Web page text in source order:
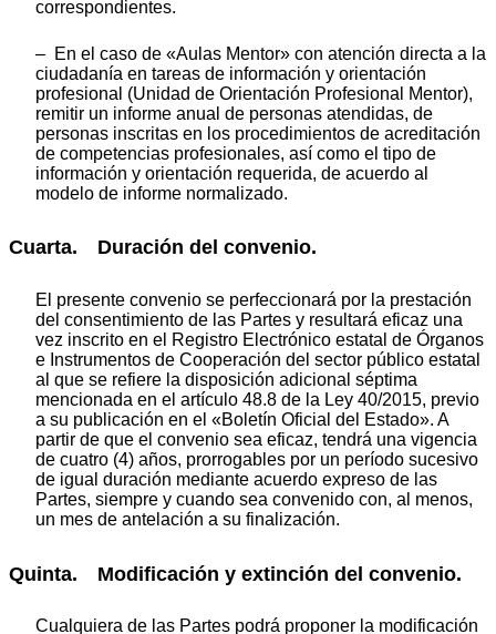
correspondientes.
– En el caso de «Aulas Mentor» con atención directa a la
ciudadanía en tareas de información y orientación
profesional (Unidad de Orientación Profesional Mentor),
remitir un informe anual de personas atendidas, de
personas inscritas en los procedimientos de acreditación
de competencias profesionales, así como el tipo de
información y orientación requerida, de acuerdo al
modelo de informe normalizado.
Cuarta. Duración del convenio.
El presente convenio se perfeccionará por la prestación
del consentimiento de las Partes y resultará eficaz una
vez inscrito en el Registro Electrónico estatal de Órganos
e Instrumentos de Cooperación del sector público estatal
al que se refiere la disposición adicional séptima
mencionada en el artículo 48.8 de la Ley 40/2015, previo
a su publicación en el «Boletín Oficial del Estado». A
partir de que el convenio sea eficaz, tendrá una vigencia
de cuatro (4) años, prorrogables por un período sucesivo
de igual duración mediante acuerdo expreso de las
Partes, siempre y cuando sea convenido con, al menos,
un mes de antelación a su finalización.
Quinta. Modificación y extinción del convenio.
Cualquiera de las Partes podrá proponer la modificación